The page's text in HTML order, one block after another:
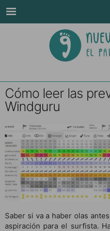
Cómo leer las
Windguru
Saber si va a haber olas
aspiración para el surfista.